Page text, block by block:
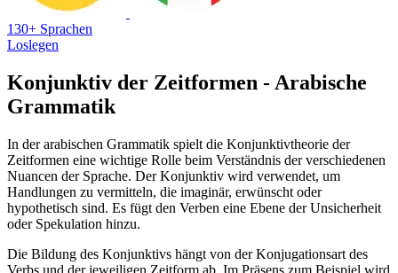
130+ Sprachen
Loslegen
Konjunktiv der Zeitformen - Arabische
Grammatik
In der arabischen Grammatik spielt die Konjunktivtheorie der
Zeitformen eine wichtige Rolle beim Verständnis der verschiedenen
Nuancen der Sprache. Der Konjunktiv wird verwendet, um
Handlungen zu vermitteln, die imaginär, erwünscht oder
hypothetisch sind. Es fügt den Verben eine Ebene der Unsicherheit
oder Spekulation hinzu.
Die Bildung des Konjunktivs hängt von der Konjugationsart des
Verbs und der jeweiligen Zeitform ab. Im Präsens zum Beispiel wird